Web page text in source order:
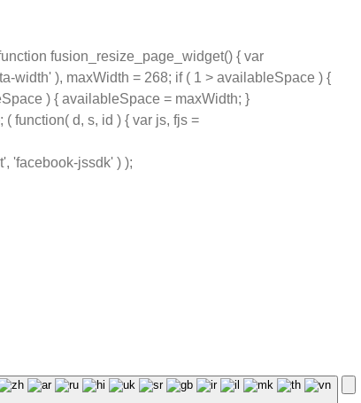
fusion_resize_page_widget() { var
width' ), maxWidth = 268; if ( 1 > availableSpace ) {
) { availableSpace = maxWidth; }
function( d, s, id ) { var js, fjs =
'facebook-jssdk' ) );